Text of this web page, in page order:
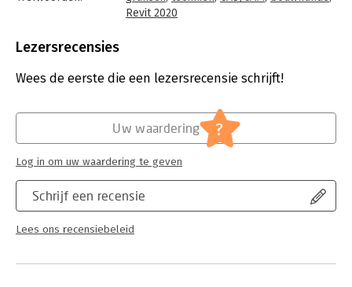
lessen zijn geschreven in een prettig leesbare stijl, met veel
De van oorsprong Nederlandse teksten, tekennormen en
regels uit het bouwbesluit zorgen ervoor dat u de juiste kennis
opdoet volgens de Nederlandse bouwafspraken. Door de
het boek zich uitstekend voor zelfstudie.
Op de site van de uitgever vindt u onder andere gratis
instructiefilmpjes over de opgaven. Verder kunt u gratis
voor de zelfstandige Revit-student.
Dit boek leert u stap voor stap alle ontwerptechnieken met
Revit 2021.
- Nederlandse tekst
Revit 2020
Bindwijze:
Uitgever:
TEC/CAD college
Hoofdrubriek: IT-management / ICT
Lezersrecensies
Wees de eerste die een lezersrecensie schrijft!
Schrijf een recensie
Lees ons recensiebeleid
Uw waardering ?
Log in om uw waardering te geven